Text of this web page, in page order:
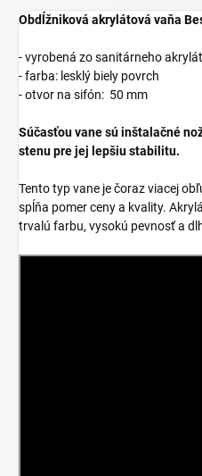
Obdĺžniková akrylátová vaňa
- vyrobená zo sanitárneho
- farba: lesklý biely povrch
- otvor na sifón: 50 mm
Súčasťou vane sú inštalačné
stenu pre jej lepšiu stabilitu.
Tento typ vane je čoraz viacej
spĺňa pomer ceny a kvality.
trvalú farbu, vysokú pevnosť a